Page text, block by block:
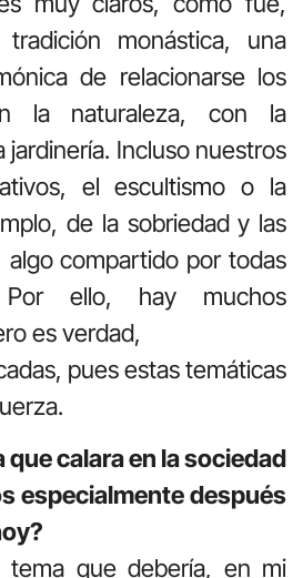
monástica, una
de relacionarse los
la naturaleza, con la
jardinería. Incluso nuestros
el escultismo o la
de la sobriedad y las
algo compartido por todas
Por ello, hay muchos
es verdad,
pues estas temáticas
que calara en la sociedad
especialmente después
que debería, en mi